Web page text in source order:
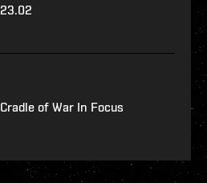
23.02
Cradle of War In Focus